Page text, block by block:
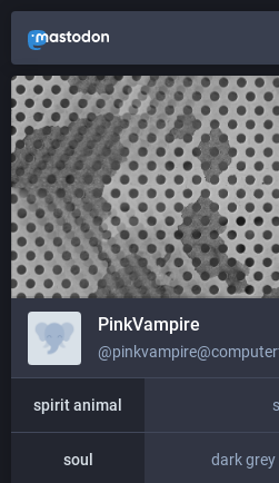
PinkVampire
spirit animal
soul dark